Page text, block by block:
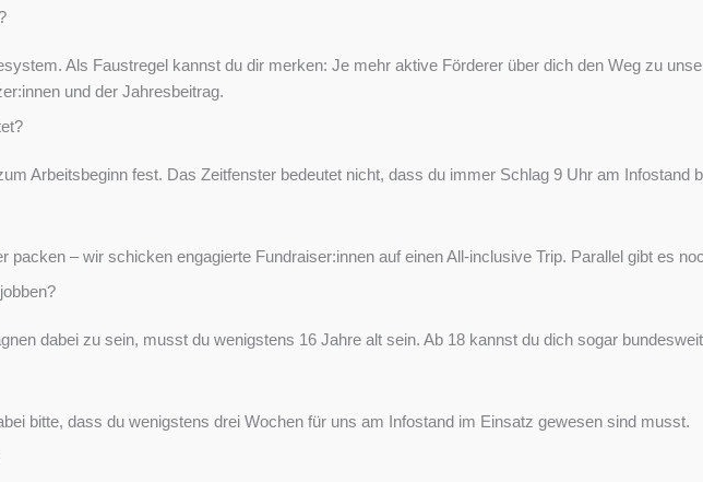
Als Faustregel kannst du dir merken: Je mehr aktive Förderer über dich den Weg zu
und der Jahresbeitrag.
Arbeitsbeginn fest. Das Zeitfenster bedeutet nicht, dass du immer Schlag 9 Uhr am Infostand
packen – wir schicken engagierte Fundraiser:innen auf einen All-inclusive Trip. Parallel gibt es
dabei zu sein, musst du wenigstens 16 Jahre alt sein. Ab 18 kannst du dich sogar
bitte, dass du wenigstens drei Wochen für uns am Infostand im Einsatz gewesen sind musst.